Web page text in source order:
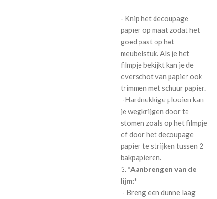
- Knip het decoupage
papier op maat zodat het
goed past op het
meubelstuk. Als je het
filmpje bekijkt kan je de
overschot van papier ook
trimmen met schuur papier.
-Hardnekkige plooien kan
je wegkrijgen door te
stomen zoals op het filmpje
of door het decoupage
papier te strijken tussen 2
bakpapieren.
3.*Aanbrengen van de
lijm:*
- Breng een dunne laag